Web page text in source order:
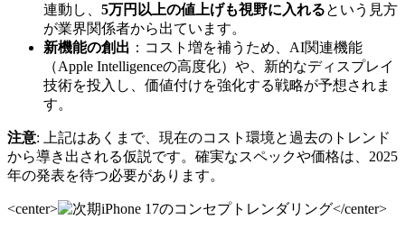
連動し、 5万円以上の値上げも視野に入れるという見方
が業界関係者から出ています。
新機能の創出 ：コスト増を補うため、AI関連機能
（Apple Intelligenceの高度化）や、新的なディスプレイ
技術を投入し、価値付けを強化する戦略が予想されま
す。
注意: 上記はあくまで、現在のコスト環境と過去のトレンド
から導き出される仮説です。確実なスペックや価格は、2025
年の発表を待つ必要があります。
<center> </center>